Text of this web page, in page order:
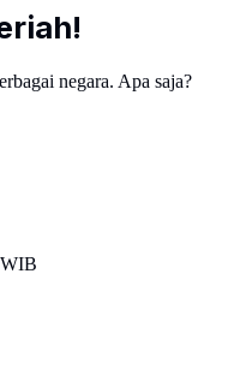
negara. Apa saja?